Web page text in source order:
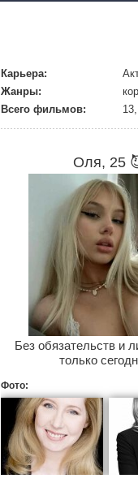
Карьера:
Жанры:
Всего фильмов:
Оля, 25
Без обязательств и
только
Фото: